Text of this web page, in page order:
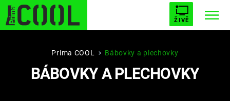
ŽIVĚ
STARHOUSE BUFFY, PŘEMOŽITELKA UPÍRŮ
ESCAPE PLNEJ KOTEL AVENGERS 5
Prima COOL Bábovky a plechovky
BÁBOVKY A PLECHOVKY